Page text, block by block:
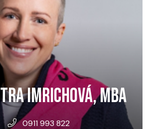
IMRICHOVÁ, MBA
0911 993 822